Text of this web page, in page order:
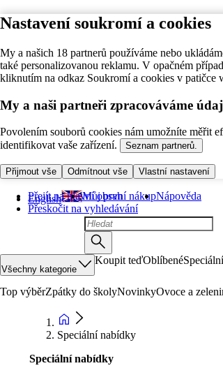
Nastavení soukromí a cookies
My a našich 18 partnerů používáme nebo
také personalizovanou reklamu. V opačném
kliknutím na odkaz Soukromí a cookies v patičce
My a naši partneři zpracováváme
Povolením souborů cookies nám umožníte měřit
identifikovat vaše zařízení.
Seznam partnerů.
Přijmout vše Odmítnout vše Vlastní nastavení
Přejít na hlavní obsah
Přeskočit na vyhledávání
English Můj první nákupNápověda
Všechny kategorie
Koupit teďOblíbené
Top výběrZpátky do školyNovinkyOvoce a
Speciální nabídky
Speciální nabídky